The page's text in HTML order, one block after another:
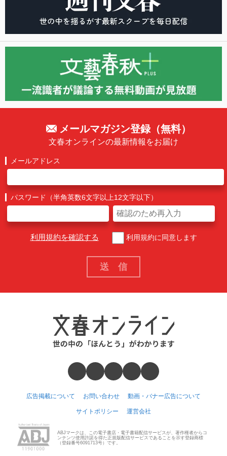
メールマガジン登録（無料）
文春オンラインの最新情報をお届け
メールアドレス
パスワード（半角英数6文字以上12文字以下）
利用規約を確認する 利用規約に同意します
広告掲載について お問い合わせ 動画・バナー広告について
サイトポリシー 運営会社
ABJマークは、この電子書店・電子書籍配信サービスが、著作権者からコ
ンテンツ使用許諾を得た正規版配信サービスであることを示す登録商標
（登録番号6091713号）です。